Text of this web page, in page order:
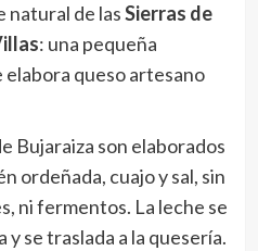
natural de lasSierras de
: una pequeña
queso artesano
Bujaraiza son elaborados
ordeñada, cuajo y sal, sin
ni fermentos. La leche se
y se traslada a la quesería.